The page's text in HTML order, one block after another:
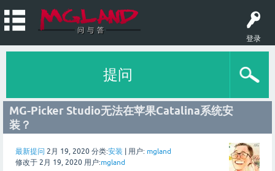
登录
提问
MG-Picker Studio无法在苹果Catalina系统安
装？
最新提问 2月 19, 2020 分类:安装 用户: mgland
修改于 2月 19, 2020 用户:mgland